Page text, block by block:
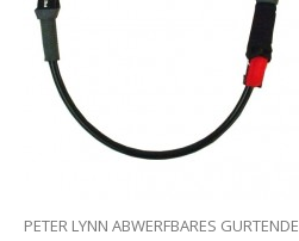
PETER LYNN ABWERFBARES GURTENDE